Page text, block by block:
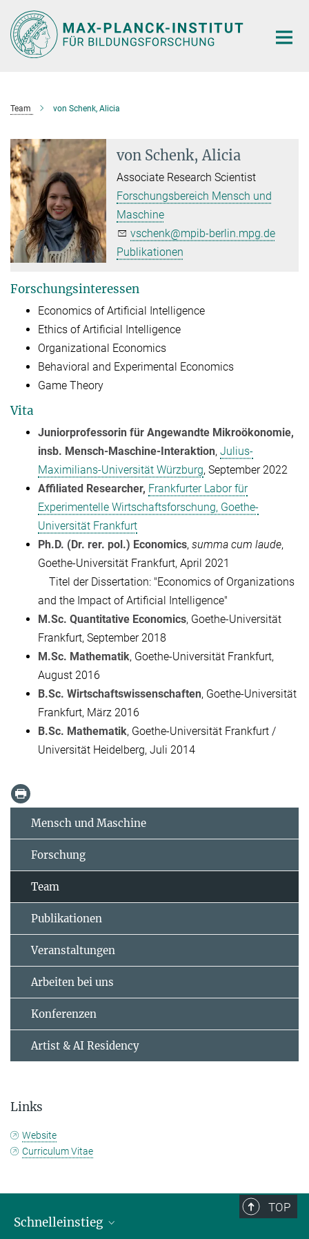
Hauptinhalt
Team von Schenk, Alicia
von Schenk, Alicia
Associate Research Scientist
Forschungsbereich Mensch und
Maschine
vschenk@mpib-berlin.mpg.de
Publikationen
Forschungsinteressen
Economics of Artificial Intelligence
Ethics of Artificial Intelligence
Organizational Economics
Behavioral and Experimental Economics
Game Theory
Vita
Juniorprofessorin für Angewandte Mikroökonomie,
insb. Mensch-Maschine-Interaktion, Julius-
Maximilians-Universität Würzburg, September 2022
Affiliated Researcher, Frankfurter Labor für
Experimentelle Wirtschaftsforschung, Goethe-
Universität Frankfurt
Ph.D. (Dr. rer. pol.) Economics, summa cum laude,
Goethe-Universität Frankfurt, April 2021
Titel der Dissertation: "Economics of Organizations
and the Impact of Artificial Intelligence"
M.Sc. Quantitative Economics, Goethe-Universität
Frankfurt, September 2018
M.Sc. Mathematik, Goethe-Universität Frankfurt,
August 2016
B.Sc. Wirtschaftswissenschaften, Goethe-Universität
Frankfurt, März 2016
B.Sc. Mathematik, Goethe-Universität Frankfurt /
Universität Heidelberg, Juli 2014
Mensch und Maschine
Forschung
Team
Publikationen
Veranstaltungen
Arbeiten bei uns
Konferenzen
Artist & AI Residency
Links
Website
Curriculum Vitae
TOP
Schnelleinstieg